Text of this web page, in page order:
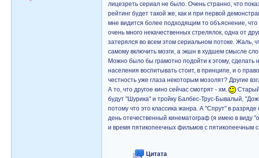
лицезреть сериал не было. Очень странно, что
рейтинг будет такой же, как и при первой
мне видится более подходящим то объяснение, что
очень много некачественных стрелялок, одна от
затерялся во всем этом сериальном потоке. Жаль,
самому включить мозги, а экшн в худшем смысле
Можно было бы грамотно подойти к этому, сделать
населения воспитывать стоит, в принципе, и о
честность уже глаза некоторым мозолят? Другие
А то, что другое кино сейчас смотрят - хм.
будут "Шурика" и тройку Балбес-Трус-Бывалый,
потому что это классика жанра. А "Спрут" в
день отечественный кинематограф (я имею в виду
и время пятикопеечных фильмов с пятикопеечным
Цитата